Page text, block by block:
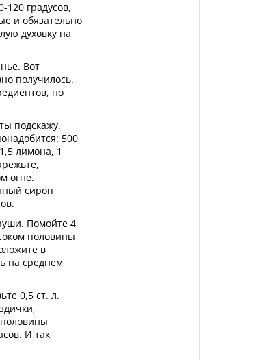
120 градусов,
и обязательно
духовку на
Вот
получилось.
но
подскажу.
500
лимона, 1
огне.
сироп
Помойте 4
половины
в
на среднем
0,5 ст. л.
И так